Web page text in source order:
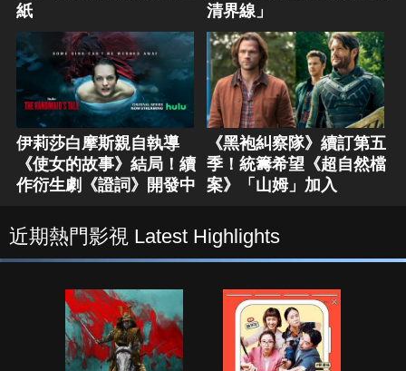
紙
清界線」
伊莉莎白摩斯親自執導
《使女的故事》結局！續
作衍生劇《證詞》開發中
《黑袍糾察隊》續訂第五
季！統籌希望《超自然檔
案》「山姆」加入
近期熱門影視 Latest Highlights